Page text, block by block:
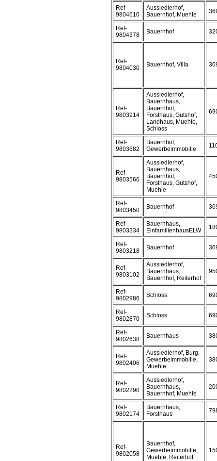
Ref-
9804610
Aussiedlerhof,
Bauernhof, Muehle
Ref-
9804378
Bauernhof
Ref-
9804030
Bauernhof, Villa
Ref-
9803914
Aussiedlerhof,
Bauernhaus,
Bauernhof,
Forsthaus, Gutshof,
Landhaus, Muehle,
Schloss
Ref-
9803682
Bauernhof,
Gewerbeimmobilie
Ref-
9803566
Aussiedlerhof,
Bauernhaus,
Bauernhof,
Forsthaus, Gutshof,
Muehle
Ref-
9803450
Bauernhof
Ref-
9803334
Bauernhaus,
EinfamilienhausELW
Ref-
9803218
Bauernhof
Ref-
9803102
Aussiedlerhof,
Bauernhaus,
Bauernhof, Reiterhof
Ref-
9802986
Schloss
Ref-
9802870
Schloss
Ref-
9802638
Bauernhaus
Ref-
9802406
Aussiedlerhof, Burg,
Gewerbeimmobilie,
Muehle
Ref-
9802290
Aussiedlerhof,
Bauernhaus,
Bauernhof, Muehle
Ref-
9802174
Bauernhaus,
Forsthaus
Ref-
9802058
Bauernhof,
Gewerbeimmobilie,
Muehle, Reiterhof